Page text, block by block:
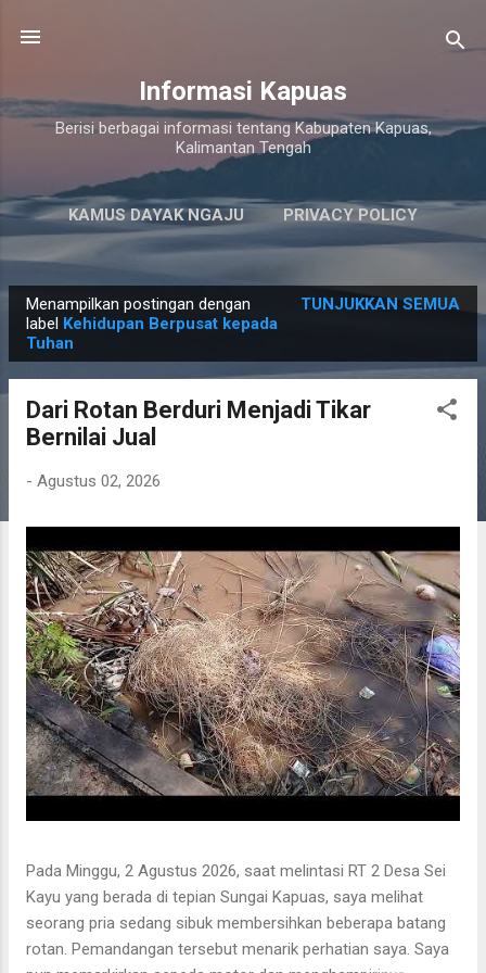
Informasi Kapuas
Berisi berbagai informasi tentang Kabupaten Kapuas,
Kalimantan Tengah
KAMUS DAYAK NGAJU PRIVACY POLICY
LAINNYA…
s
Menampilkan postingan dengan
label Kehidupan Berpusat kepada
Tuhan
TUNJUKKAN SEMUA
Dari Rotan Berduri Menjadi Tikar
Bernilai Jual
- Agustus 02, 2026
Pada Minggu, 2 Agustus 2026, saat melintasi RT 2 Desa Sei
Kayu yang berada di tepian Sungai Kapuas, saya melihat
seorang pria sedang sibuk membersihkan beberapa batang
rotan. Pemandangan tersebut menarik perhatian saya. Saya